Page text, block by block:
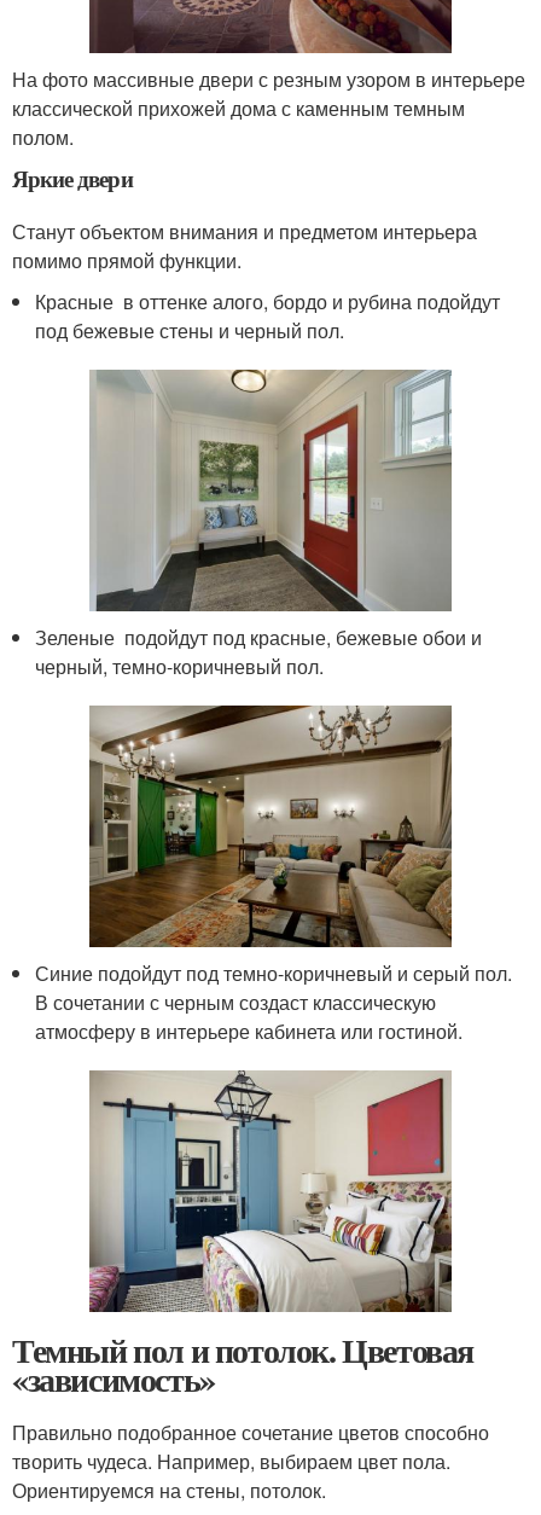
На фото массивные двери с резным узором в интерьере
классической прихожей дома с каменным темным
полом.
Яркие двери
Станут объектом внимания и предметом интерьера
помимо прямой функции.
Красные в оттенке алого, бордо и рубина подойдут
под бежевые стены и черный пол.
Зеленые подойдут под красные, бежевые обои и
черный, темно-коричневый пол.
Синие подойдут под темно-коричневый и серый пол.
В сочетании с черным создаст классическую
атмосферу в интерьере кабинета или гостиной.
Темный пол и потолок. Цветовая
«зависимость»
Правильно подобранное сочетание цветов способно
творить чудеса. Например, выбираем цвет пола.
Ориентируемся на стены, потолок.